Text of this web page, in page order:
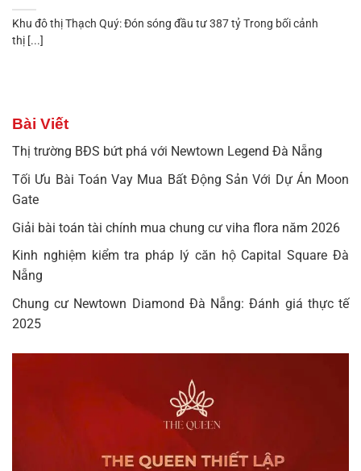
Khu đô thị Thạch Quý: Đón sóng đầu tư 387 tỷ Trong bối cảnh
thị [...]
Bài Viết
Thị trường BĐS bứt phá với Newtown Legend Đà Nẵng
Tối Ưu Bài Toán Vay Mua Bất Động Sản Với Dự Án Moon
Gate
Giải bài toán tài chính mua chung cư viha flora năm 2026
Kinh nghiệm kiểm tra pháp lý căn hộ Capital Square Đà
Nẵng
Chung cư Newtown Diamond Đà Nẵng: Đánh giá thực tế
2025